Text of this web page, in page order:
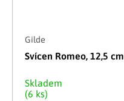
Gilde
Svícen Romeo, 12,5 cm
Skladem
(6 ks)